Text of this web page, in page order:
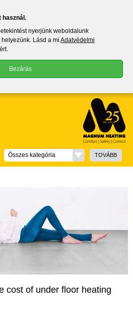
Összes kategória TOVÁBB
cost of under floor heating
használ.
nyerjünk weboldalunk
Lásd a mi Adatvédelmi
Bezárás